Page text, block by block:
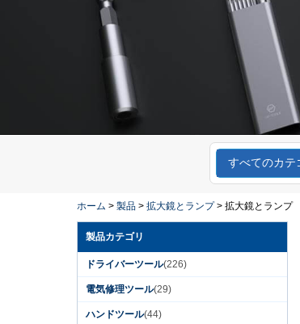
すべてのカテ
ホーム > 製品> 拡大鏡とランプ> 拡大鏡とランプ
製品カテゴリ
ドライバーツール(226)
電気修理ツール(29)
ハンドツール(44)